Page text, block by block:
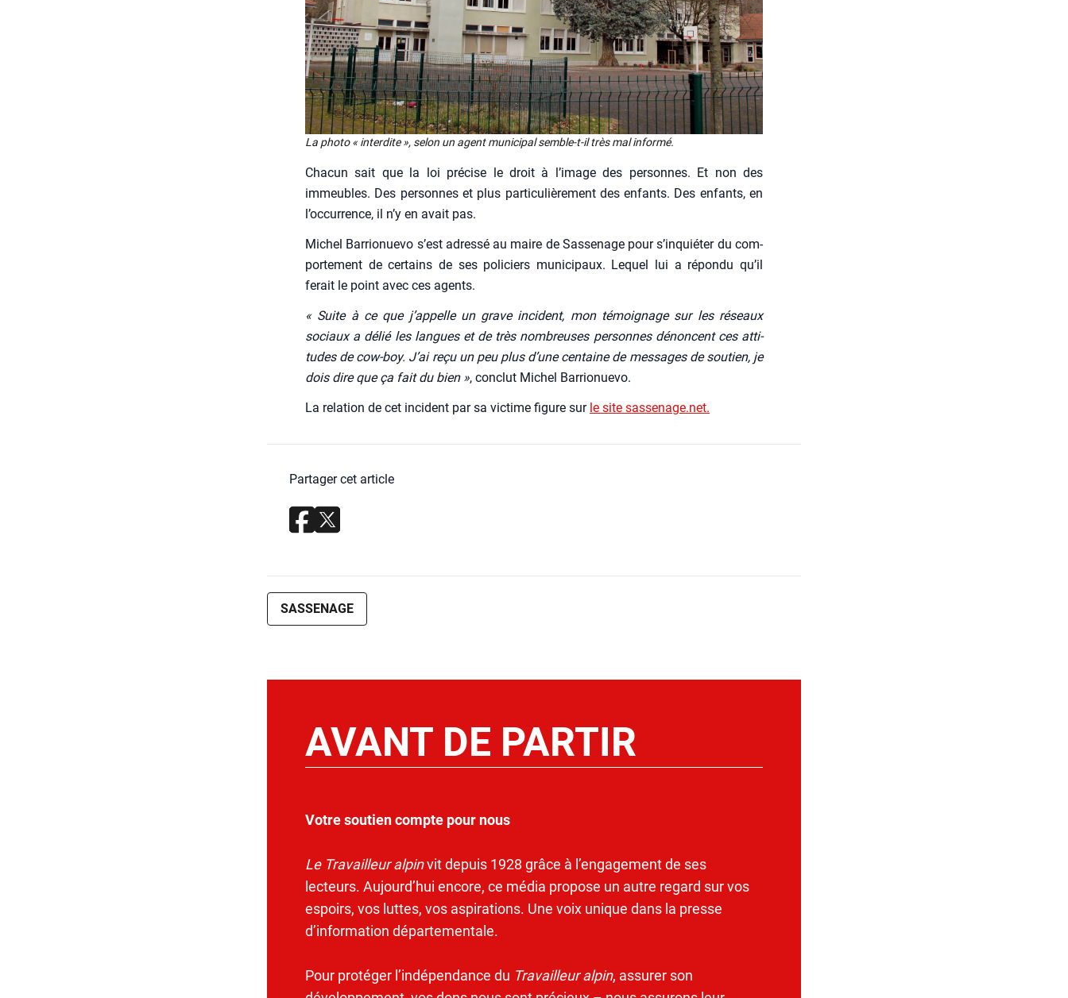
La pho­to « inter­dite », selon un agent muni­ci­pal semble-t-il très mal infor­mé.
Cha­cun sait que la loi pré­cise le droit à l’image des per­sonnes. Et non des
immeubles. Des per­sonnes et plus par­ti­cu­liè­re­ment des enfants. Des enfants, en
l’occurrence, il n’y en avait pas.
Michel Bar­rio­nue­vo s’est adres­sé au maire de Sas­se­nage pour s’inquiéter du com­
por­te­ment de cer­tains de ses poli­ciers muni­ci­paux. Lequel lui a répon­du qu’il
ferait le point avec ces agents.
« Suite à ce que j’ap­pelle un grave inci­dent, mon témoi­gnage sur les réseaux
sociaux a délié les langues et de très nom­breuses per­sonnes dénoncent ces atti­
tudes de cow-boy. J’ai reçu un peu plus d’une cen­taine de mes­sages de sou­tien, je
dois dire que ça fait du bien », conclut Michel Bar­rio­nue­vo.
La rela­tion de cet inci­dent par sa vic­time figure sur le site sassenage.net.
Partager cet article
SASSENAGE
AVANT DE PARTIR
Votre soutien compte pour nous
Le Travailleur alpinvit depuis 1928 grâce à l’engagement de ses
lecteurs. Aujourd’hui encore, ce média propose un autre regard sur vos
espoirs, vos luttes, vos aspirations. Une voix unique dans la presse
d’information départementale.
Pour protéger l’indépendance du Travailleur alpin, assurer son